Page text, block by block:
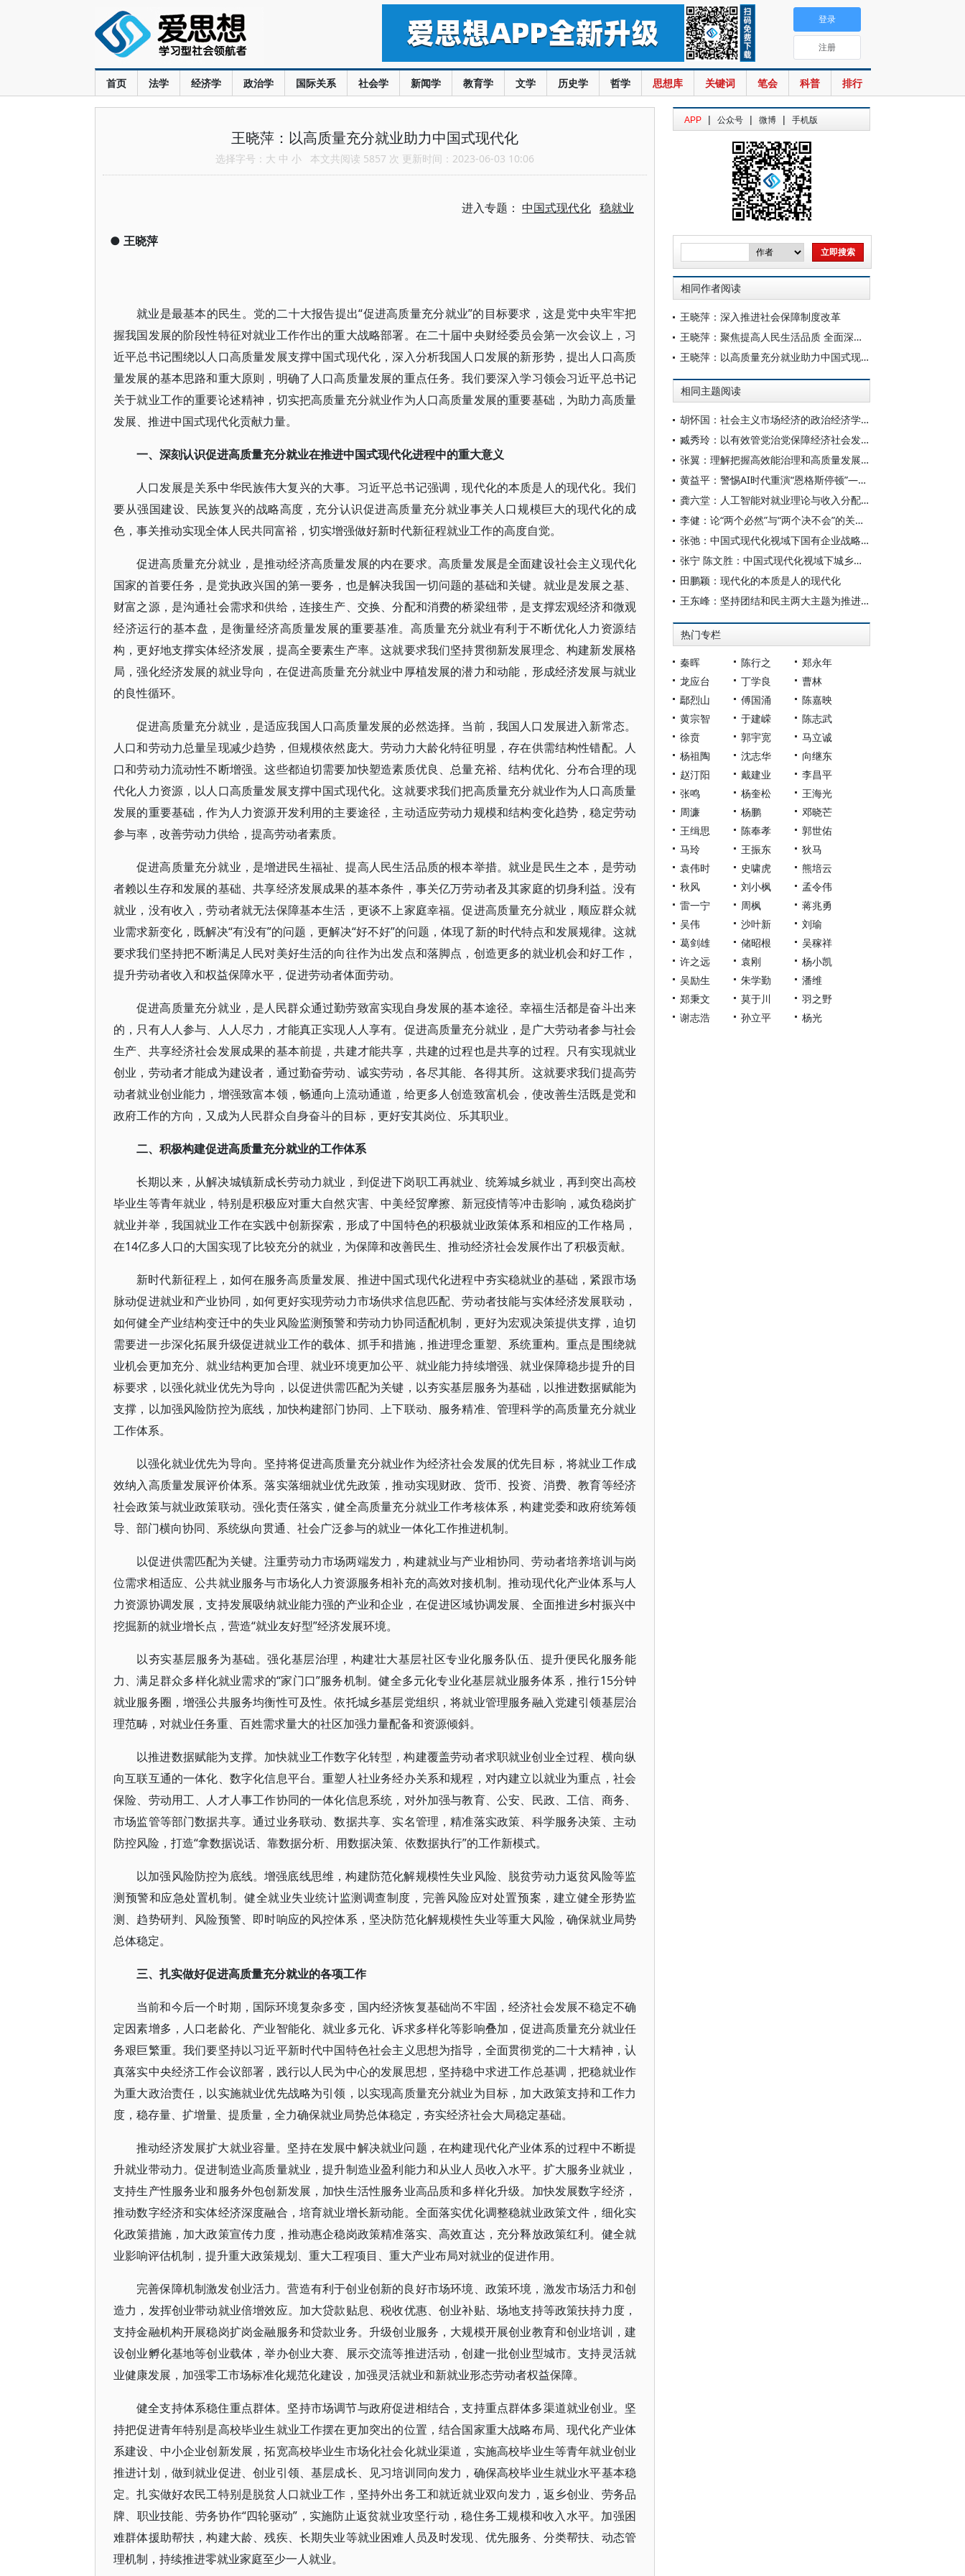
首页 法学 经济学 政治学 国际关系 社会学 新闻学 教育学 文学 历史学 哲学 思想库 关键词 笔会 科普 排行
登录
注册
王晓萍：以高质量充分就业助力中国式现代化
选择字号： 大 中 小 本文共阅读 5857 次 更新时间：2023-06-03 10:06
进入专题： 中国式现代化 稳就业
● 王晓萍
就业是最基本的民生。党的二十大报告提出“促进高质量充分就业”的目标要求，这是党中央牢牢把
握我国发展的阶段性特征对就业工作作出的重大战略部署。在二十届中央财经委员会第一次会议上，习
近平总书记围绕以人口高质量发展支撑中国式现代化，深入分析我国人口发展的新形势，提出人口高质
量发展的基本思路和重大原则，明确了人口高质量发展的重点任务。我们要深入学习领会习近平总书记
关于就业工作的重要论述精神，切实把高质量充分就业作为人口高质量发展的重要基础，为助力高质量
发展、推进中国式现代化贡献力量。
一、深刻认识促进高质量充分就业在推进中国式现代化进程中的重大意义
人口发展是关系中华民族伟大复兴的大事。习近平总书记强调，现代化的本质是人的现代化。我们
要从强国建设、民族复兴的战略高度，充分认识促进高质量充分就业事关人口规模巨大的现代化的成
色，事关推动实现全体人民共同富裕，切实增强做好新时代新征程就业工作的高度自觉。
促进高质量充分就业，是推动经济高质量发展的内在要求。高质量发展是全面建设社会主义现代化
国家的首要任务，是党执政兴国的第一要务，也是解决我国一切问题的基础和关键。就业是发展之基、
财富之源，是沟通社会需求和供给，连接生产、交换、分配和消费的桥梁纽带，是支撑宏观经济和微观
经济运行的基本盘，是衡量经济高质量发展的重要基准。高质量充分就业有利于不断优化人力资源结
构，更好地支撑实体经济发展，提高全要素生产率。这就要求我们坚持贯彻新发展理念、构建新发展格
局，强化经济发展的就业导向，在促进高质量充分就业中厚植发展的潜力和动能，形成经济发展与就业
的良性循环。
促进高质量充分就业，是适应我国人口高质量发展的必然选择。当前，我国人口发展进入新常态。
人口和劳动力总量呈现减少趋势，但规模依然庞大。劳动力大龄化特征明显，存在供需结构性错配。人
口和劳动力流动性不断增强。这些都迫切需要加快塑造素质优良、总量充裕、结构优化、分布合理的现
代化人力资源，以人口高质量发展支撑中国式现代化。这就要求我们把高质量充分就业作为人口高质量
发展的重要基础，作为人力资源开发利用的主要途径，主动适应劳动力规模和结构变化趋势，稳定劳动
参与率，改善劳动力供给，提高劳动者素质。
促进高质量充分就业，是增进民生福祉、提高人民生活品质的根本举措。就业是民生之本，是劳动
者赖以生存和发展的基础、共享经济发展成果的基本条件，事关亿万劳动者及其家庭的切身利益。没有
就业，没有收入，劳动者就无法保障基本生活，更谈不上家庭幸福。促进高质量充分就业，顺应群众就
业需求新变化，既解决“有没有”的问题，更解决“好不好”的问题，体现了新的时代特点和发展规律。这就
要求我们坚持把不断满足人民对美好生活的向往作为出发点和落脚点，创造更多的就业机会和好工作，
提升劳动者收入和权益保障水平，促进劳动者体面劳动。
促进高质量充分就业，是人民群众通过勤劳致富实现自身发展的基本途径。幸福生活都是奋斗出来
的，只有人人参与、人人尽力，才能真正实现人人享有。促进高质量充分就业，是广大劳动者参与社会
生产、共享经济社会发展成果的基本前提，共建才能共享，共建的过程也是共享的过程。只有实现就业
创业，劳动者才能成为建设者，通过勤奋劳动、诚实劳动，各尽其能、各得其所。这就要求我们提高劳
动者就业创业能力，增强致富本领，畅通向上流动通道，给更多人创造致富机会，使改善生活既是党和
政府工作的方向，又成为人民群众自身奋斗的目标，更好安其岗位、乐其职业。
二、积极构建促进高质量充分就业的工作体系
长期以来，从解决城镇新成长劳动力就业，到促进下岗职工再就业、统筹城乡就业，再到突出高校
毕业生等青年就业，特别是积极应对重大自然灾害、中美经贸摩擦、新冠疫情等冲击影响，减负稳岗扩
就业并举，我国就业工作在实践中创新探索，形成了中国特色的积极就业政策体系和相应的工作格局，
在14亿多人口的大国实现了比较充分的就业，为保障和改善民生、推动经济社会发展作出了积极贡献。
新时代新征程上，如何在服务高质量发展、推进中国式现代化进程中夯实稳就业的基础，紧跟市场
脉动促进就业和产业协同，如何更好实现劳动力市场供求信息匹配、劳动者技能与实体经济发展联动，
如何健全产业结构变迁中的失业风险监测预警和劳动力协同适配机制，更好为宏观决策提供支撑，迫切
需要进一步深化拓展升级促进就业工作的载体、抓手和措施，推进理念重塑、系统重构。重点是围绕就
业机会更加充分、就业结构更加合理、就业环境更加公平、就业能力持续增强、就业保障稳步提升的目
标要求，以强化就业优先为导向，以促进供需匹配为关键，以夯实基层服务为基础，以推进数据赋能为
支撑，以加强风险防控为底线，加快构建部门协同、上下联动、服务精准、管理科学的高质量充分就业
工作体系。
以强化就业优先为导向。坚持将促进高质量充分就业作为经济社会发展的优先目标，将就业工作成
效纳入高质量发展评价体系。落实落细就业优先政策，推动实现财政、货币、投资、消费、教育等经济
社会政策与就业政策联动。强化责任落实，健全高质量充分就业工作考核体系，构建党委和政府统筹领
导、部门横向协同、系统纵向贯通、社会广泛参与的就业一体化工作推进机制。
以促进供需匹配为关键。注重劳动力市场两端发力，构建就业与产业相协同、劳动者培养培训与岗
位需求相适应、公共就业服务与市场化人力资源服务相补充的高效对接机制。推动现代化产业体系与人
力资源协调发展，支持发展吸纳就业能力强的产业和企业，在促进区域协调发展、全面推进乡村振兴中
挖掘新的就业增长点，营造“就业友好型”经济发展环境。
以夯实基层服务为基础。强化基层治理，构建壮大基层社区专业化服务队伍、提升便民化服务能
力、满足群众多样化就业需求的“家门口”服务机制。健全多元化专业化基层就业服务体系，推行15分钟
就业服务圈，增强公共服务均衡性可及性。依托城乡基层党组织，将就业管理服务融入党建引领基层治
理范畴，对就业任务重、百姓需求量大的社区加强力量配备和资源倾斜。
以推进数据赋能为支撑。加快就业工作数字化转型，构建覆盖劳动者求职就业创业全过程、横向纵
向互联互通的一体化、数字化信息平台。重塑人社业务经办关系和规程，对内建立以就业为重点，社会
保险、劳动用工、人才人事工作协同的一体化信息系统，对外加强与教育、公安、民政、工信、商务、
市场监管等部门数据共享。通过业务联动、数据共享、实名管理，精准落实政策、科学服务决策、主动
防控风险，打造“拿数据说话、靠数据分析、用数据决策、依数据执行”的工作新模式。
以加强风险防控为底线。增强底线思维，构建防范化解规模性失业风险、脱贫劳动力返贫风险等监
测预警和应急处置机制。健全就业失业统计监测调查制度，完善风险应对处置预案，建立健全形势监
测、趋势研判、风险预警、即时响应的风控体系，坚决防范化解规模性失业等重大风险，确保就业局势
总体稳定。
三、扎实做好促进高质量充分就业的各项工作
当前和今后一个时期，国际环境复杂多变，国内经济恢复基础尚不牢固，经济社会发展不稳定不确
定因素增多，人口老龄化、产业智能化、就业多元化、诉求多样化等影响叠加，促进高质量充分就业任
务艰巨繁重。我们要坚持以习近平新时代中国特色社会主义思想为指导，全面贯彻党的二十大精神，认
真落实中央经济工作会议部署，践行以人民为中心的发展思想，坚持稳中求进工作总基调，把稳就业作
为重大政治责任，以实施就业优先战略为引领，以实现高质量充分就业为目标，加大政策支持和工作力
度，稳存量、扩增量、提质量，全力确保就业局势总体稳定，夯实经济社会大局稳定基础。
推动经济发展扩大就业容量。坚持在发展中解决就业问题，在构建现代化产业体系的过程中不断提
升就业带动力。促进制造业高质量就业，提升制造业盈利能力和从业人员收入水平。扩大服务业就业，
支持生产性服务业和服务外包创新发展，加快生活性服务业高品质和多样化升级。加快发展数字经济，
推动数字经济和实体经济深度融合，培育就业增长新动能。全面落实优化调整稳就业政策文件，细化实
化政策措施，加大政策宣传力度，推动惠企稳岗政策精准落实、高效直达，充分释放政策红利。健全就
业影响评估机制，提升重大政策规划、重大工程项目、重大产业布局对就业的促进作用。
完善保障机制激发创业活力。营造有利于创业创新的良好市场环境、政策环境，激发市场活力和创
造力，发挥创业带动就业倍增效应。加大贷款贴息、税收优惠、创业补贴、场地支持等政策扶持力度，
支持金融机构开展稳岗扩岗金融服务和贷款业务。升级创业服务，大规模开展创业教育和创业培训，建
设创业孵化基地等创业载体，举办创业大赛、展示交流等推进活动，创建一批创业型城市。支持灵活就
业健康发展，加强零工市场标准化规范化建设，加强灵活就业和新就业形态劳动者权益保障。
健全支持体系稳住重点群体。坚持市场调节与政府促进相结合，支持重点群体多渠道就业创业。坚
持把促进青年特别是高校毕业生就业工作摆在更加突出的位置，结合国家重大战略布局、现代化产业体
系建设、中小企业创新发展，拓宽高校毕业生市场化社会化就业渠道，实施高校毕业生等青年就业创业
推进计划，做到就业促进、创业引领、基层成长、见习培训同向发力，确保高校毕业生就业水平基本稳
定。扎实做好农民工特别是脱贫人口就业工作，坚持外出务工和就近就业双向发力，返乡创业、劳务品
牌、职业技能、劳务协作“四轮驱动”，实施防止返贫就业攻坚行动，稳住务工规模和收入水平。加强困
难群体援助帮扶，构建大龄、残疾、长期失业等就业困难人员及时发现、优先服务、分类帮扶、动态管
理机制，持续推进零就业家庭至少一人就业。
APP | 公众号 | 微博 | 手机版
相同作者阅读
王晓萍：深入推进社会保障制度改革
王晓萍：聚焦提高人民生活品质 全面深化人力资源社会保障制度改革
王晓萍：以高质量充分就业助力中国式现代化
相同主题阅读
胡怀国：社会主义市场经济的政治经济学解析
臧秀玲：以有效管党治党保障经济社会发展的历程与经验
张翼：理解把握高效能治理和高质量发展的有机结合
黄益平：警惕AI时代重演“恩格斯停顿”——以制度平衡技术变革下的收入分配
龚六堂：人工智能对就业理论与收入分配理论的影响
李健：论“两个必然”与“两个决不会”的关系——基于跨越资本主义制度“卡夫丁峡谷”设想的反思
张弛：中国式现代化视域下国有企业战略使命的历史演进、理论逻辑和时代要求
张宁 陈文胜：中国式现代化视域下城乡融合的制度创新与治理逻辑
田鹏颖：现代化的本质是人的现代化
王东峰：坚持团结和民主两大主题为推进中国式现代化广泛凝心聚力
热门专栏
秦晖 陈行之
郑永年
龙应台
丁学良
曹林
鄢烈山
傅国涌
陈嘉映
黄宗智
于建嵘
陈志武
徐贲
郭宇宽
马立诚
杨祖陶
沈志华
向继东
赵汀阳
戴建业
李昌平
张鸣
杨奎松
王海光
周濂
杨鹏
邓晓芒
王缉思
陈奉孝
郭世佑
马玲
王振东
狄马
袁伟时
史啸虎
熊培云
秋风
刘小枫
孟令伟
雷一宁
周枫
蒋兆勇
吴伟
沙叶新
刘瑜
葛剑雄
储昭根
吴稼祥
许之远
袁刚
杨小凯
吴励生
朱学勤
潘维
郑秉文
莫于川
羽之野
谢志浩
孙立平 杨光